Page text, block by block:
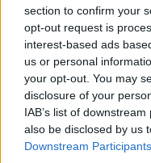
section to confirm your
opt-out request is
interest-based ads
us or personal
your opt-out. You may
disclosure of your
IAB’s list of
also be disclosed by us
Downstream Participants
Izquierda Unida -
asegurado que
salga bien la
también ha
haya fumata
Compromís ha
acabe este
generosidad para
Puig,a su llegada